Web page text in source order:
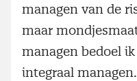
managen van de
maar
managen bedoel
integraal